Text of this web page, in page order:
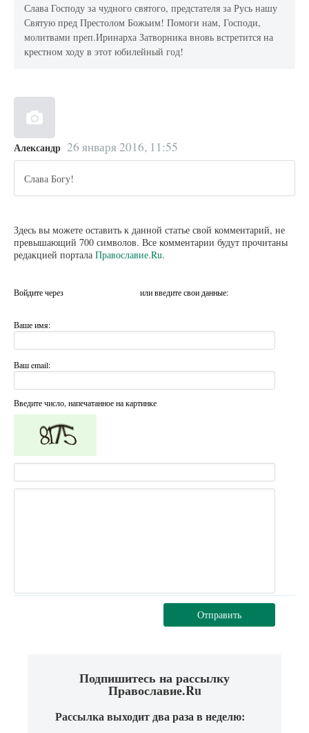
Слава Господу за чудного святого, предстателя за Русь нашу
Святую пред Престолом Божьим! Помоги нам, Господи,
молитвами преп.Иринарха Затворника вновь встретится на
крестном ходу в этот юбилейный год!
Александр 26 января 2016, 11:55
Слава Богу!
Здесь вы можете оставить к данной статье свой комментарий, не
превышающий 700 символов. Все комментарии будут прочитаны
редакцией портала Православие.Ru.
Войдите через или введите свои данные:
Ваше имя:
Ваш email:
Введите число, напечатанное на картинке
Отправить
Подпишитесь на рассылку
Православие.Ru
Рассылка выходит два раза в неделю: